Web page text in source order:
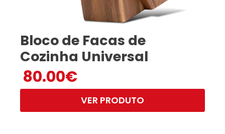
Bloco de Facas de
Cozinha Universal
80.00€
VER PRODUTO